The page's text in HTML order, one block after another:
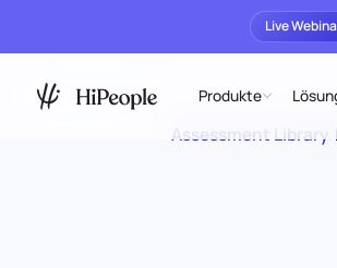
Live
Produkte
Assessment Library